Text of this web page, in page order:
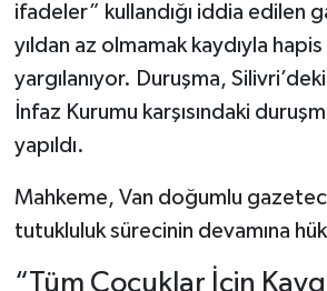
ifadeler” kullandığı iddia edilen
yıldan az olmamak kaydıyla
yargılanıyor. Duruşma,
İnfaz Kurumu karşısındaki
yapıldı.
Mahkeme, Van doğumlu gazeteci
tutukluluk sürecinin devamına
“Tüm Çocuklar İçin